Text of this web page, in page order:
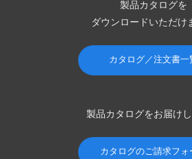
製品カタログを
ダウンロードいただけ
カタログ／注文書一
製品カタログをお届けし
カタログのご請求フォ